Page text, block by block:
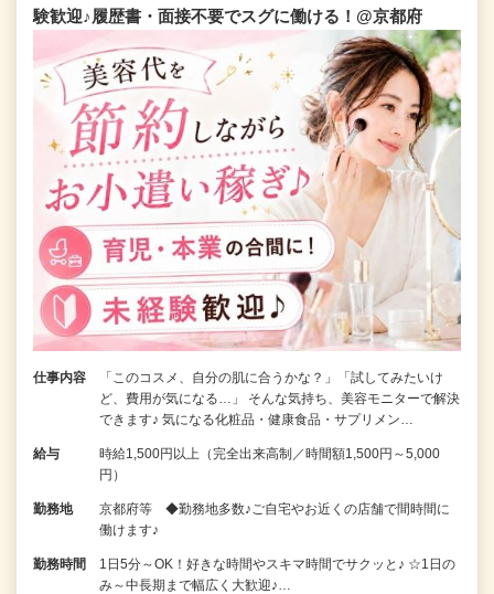
験歓迎♪履歴書・面接不要でスグに働ける！@京都府
仕事内容
「このコスメ、自分の肌に合うかな？」「試してみたいけ
ど、費用が気になる…」 そんな気持ち、美容モニターで解決
できます♪ 気になる化粧品・健康食品・サプリメン…
給与
時給1,500円以上（完全出来高制／時間額1,500円～5,000
円）
勤務地
京都府等 ◆勤務地多数♪ご自宅やお近くの店舗で間時間に
働けます♪
勤務時間
1日5分～OK！好きな時間やスキマ時間でサクッと♪ ☆1日の
み～中長期まで幅広く大歓迎♪…